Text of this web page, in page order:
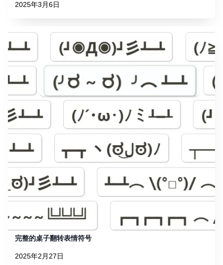
2025年3月6日
完整的桌子翻转表情符号
2025年2月27日